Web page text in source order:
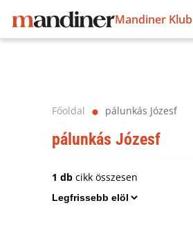
Mandiner Klub
Főoldal ⬤ pálunkás Józesf
pálunkás Józesf
1 db cikk összesen